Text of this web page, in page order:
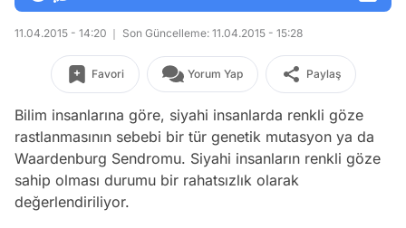
11.04.2015 - 14:20 Son Güncelleme: 11.04.2015 - 15:28
Favori Yorum Yap Paylaş
Bilim insanlarına göre, siyahi insanlarda renkli göze
rastlanmasının sebebi bir tür genetik mutasyon ya da
Waardenburg Sendromu. Siyahi insanların renkli göze
sahip olması durumu bir rahatsızlık olarak
değerlendiriliyor.